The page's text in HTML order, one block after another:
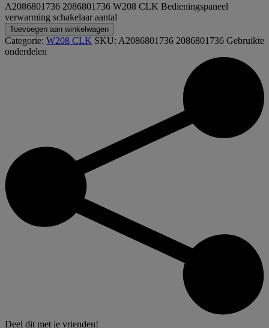
A2086801736 2086801736 W208 CLK Bedieningspaneel
verwarming schakelaar aantal
Toevoegen aan winkelwagen
Categorie: W208 CLK SKU: A2086801736 2086801736 Gebruikte
onderdelen
Deel dit met je vrienden!